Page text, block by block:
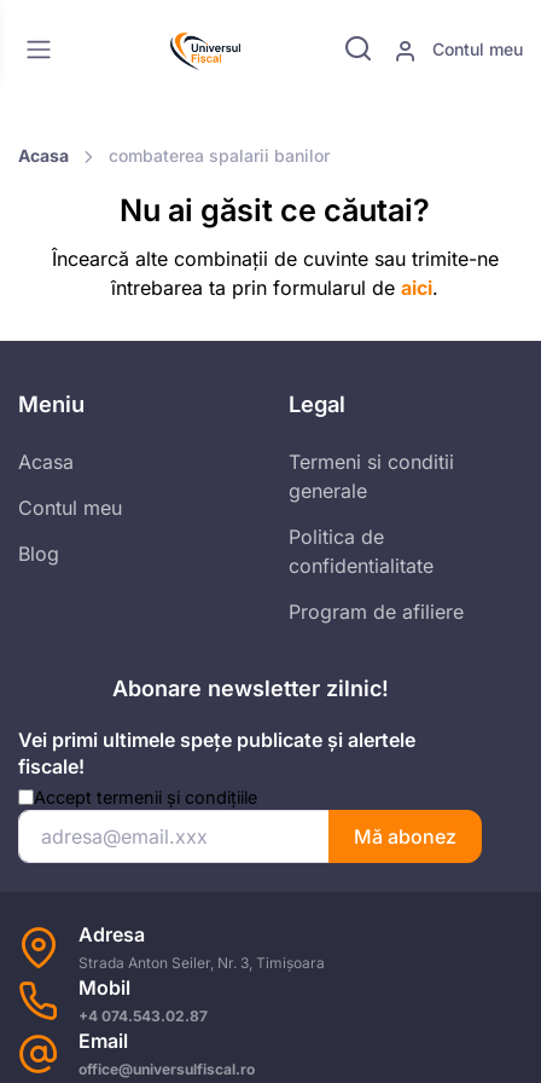
Contul meu
Acasa combaterea spalarii banilor
Nu ai găsit ce căutai?
Încearcă alte combinații de cuvinte sau trimite-ne
întrebarea ta prin formularul de aici.
Meniu
Acasa
Contul meu
Blog
Legal
Termeni si conditii
generale
Politica de
confidentialitate
Program de afiliere
Abonare newsletter zilnic!
Vei primi ultimele spețe publicate și alertele
fiscale!
Accept termenii și condițiile
Mă abonez
Adresa
Strada Anton Seiler, Nr. 3, Timișoara
Mobil
+4 074.543.02.87
Email
office@universulfiscal.ro